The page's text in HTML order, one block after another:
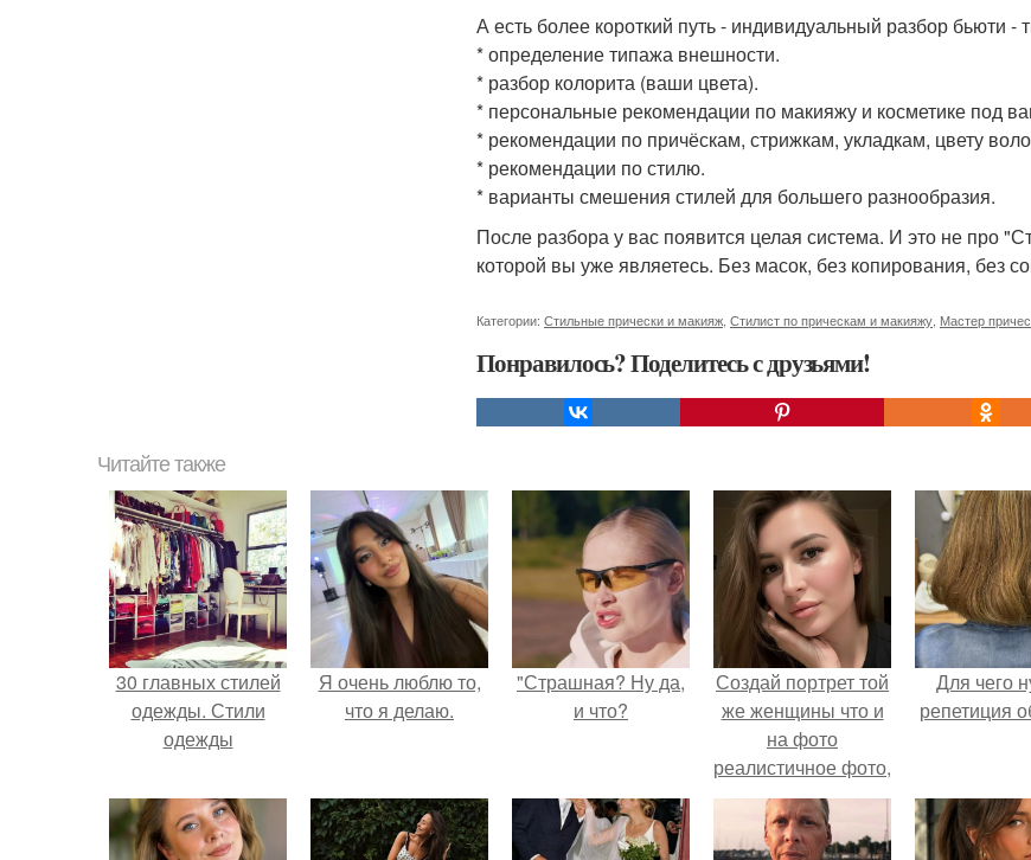
А есть более короткий путь - индивидуальный разбор бьюти -
* определение типажа внешности.
* разбор колорита (ваши цвета).
* персональные рекомендации по макияжу и косметике под
* рекомендации по причёскам, стрижкам, укладкам, цвету
* рекомендации по стилю.
* варианты смешения стилей для большего разнообразия.
После разбора у вас появится целая система. И это не про
которой вы уже являетесь. Без масок, без копирования, без
Категории: Стильные прически и макияж Стилист по прическам и макияжу Мастер
Понравилось? Поделитесь с друзьями!
Читайте также
30 главных стилей
одежды. Стили
одежды
Я очень люблю то,
что я делаю.
"Страшная? Ну да,
и что?
Создай портрет той
же женщины что и
на фото
реалистичное фото,
снятое на Iphone
15/16 в
естественном
Для чего
репетиция